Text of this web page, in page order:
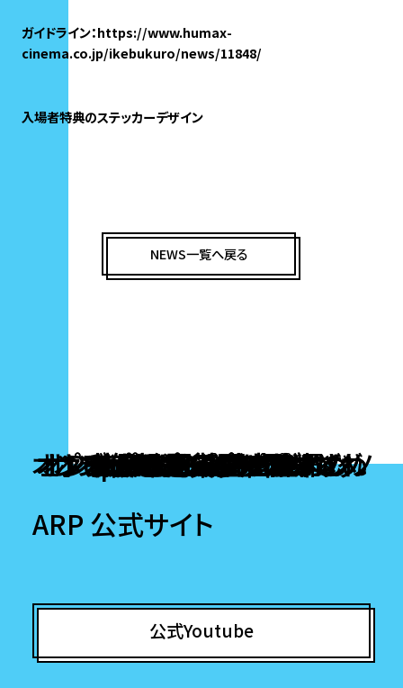
ガイドライン：https://www.humax-
cinema.co.jp/ikebukuro/news/11848/
入場者特典のステッカーデザイン
NEWS一覧へ戻る
Popular destinations
オンカジ 出金 早い
オンラインカジノ出金早い
本人確認不要カジノ
オンラインカジノ アプリ どれ
稼げるカジノアプリ
ブック メーカー 日本
仮想通貨 カジノ
オンラインカジノ ライブカジノ
オンラインカジノ ランキング
ビットコインカジノ
ポーカーアプリ
オンラインポーカー おすすめ
ポーカー アプリ おすすめ
オンラインポーカー
オンラインポーカー
オンラインポーカー
ポーカー ゲーム
オンラインポーカー おすすめ
ポーカーアプリ
ポーカー アプリ おすすめ
ARP 公式サイト
公式Youtube